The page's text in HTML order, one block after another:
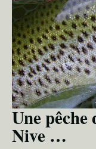
Une
Nive …